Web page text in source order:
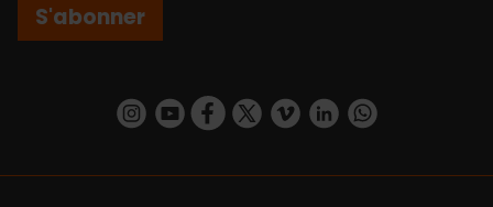
S'abonner
https://www.instagram.com/visit_valencia/
https://www.youtube.com/user/
https://www.facebook.com/
https://twitter.com/
https://vimeo.com/
https://www.linkedin.com/company/turismo-valencia/https://api.whatsapp.com/send/